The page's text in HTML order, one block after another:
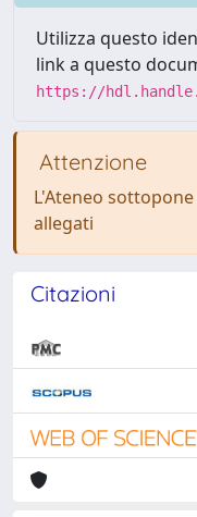
Utilizza questo
link a questo
https://
Attenzione
L'Ateneo
allegati
Citazioni